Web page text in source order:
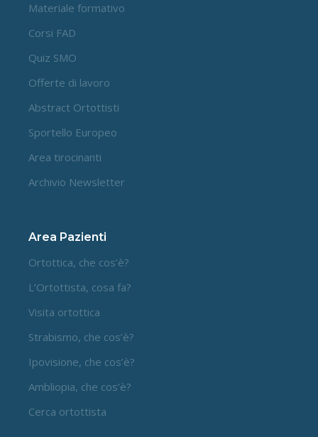
Materiale formativo
Corsi FAD
Quiz SMO
Offerte di lavoro
Abstract Ortottisti
Sportello Europeo
Area tirocinanti
Archivio Newsletter
Area Pazienti
Ortottica, che cos’è?
L’Ortottista, cosa fa?
Visita ortottica
Strabismo, che cos’è?
Ipovisione, che cos’è?
Ambliopia, che cos’è?
Cerca ortottista